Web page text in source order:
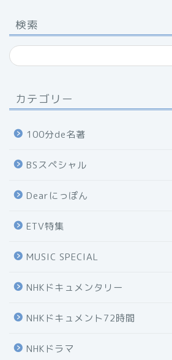
検索
カテゴリー
100分de名著
BSスペシャル
Dearにっぽん
ETV特集
MUSIC SPECIAL
NHKドキュメンタリー
NHKドキュメント72時間
NHKドラマ